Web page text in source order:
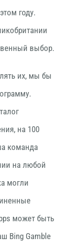
году.
выбор.
их, мы бы
на 100
команда
на любой
могли
может быть
Bing Gamble